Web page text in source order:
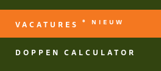
VACATURES * NIEUW
DOPPEN CALCULATOR